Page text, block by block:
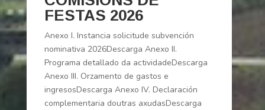
FESTAS 2026
Anexo I. Instancia solicitude subvención
nominativa 2026Descarga Anexo II.
Programa detallado da actividadeDescarga
Anexo III. Orzamento de gastos e
ingresosDescarga Anexo IV. Declaración
complementaria doutras axudasDescarga